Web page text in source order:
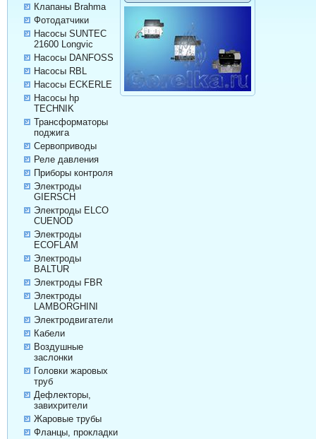
Клапаны Brahma
Фотодатчики
Насосы SUNTEC
21600 Longvic
Насосы DANFOSS
Насосы RBL
Насосы ECKERLE
Насосы hp
TECHNIK
Трансформаторы
поджига
Сервоприводы
Реле давления
Приборы контроля
Электроды
GIERSCH
Электроды ELCO
CUENOD
Электроды
ECOFLAM
Электроды
BALTUR
Электроды FBR
Электроды
LAMBORGHINI
Электродвигатели
Кабели
Воздушные
заслонки
Головки жаровых
труб
Дефлекторы,
завихрители
Жаровые трубы
Фланцы, прокладки